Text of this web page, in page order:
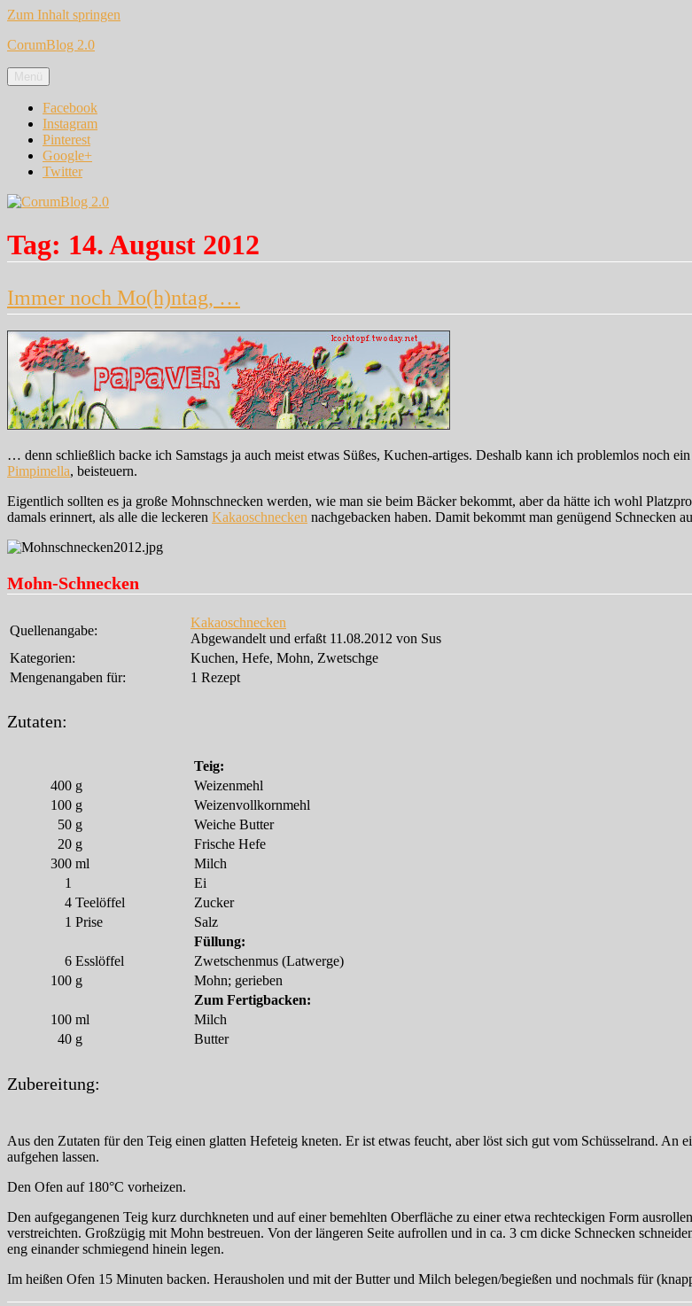
Zum Inhalt springen
CorumBlog 2.0
Menü
Facebook
Instagram
Pinterest
Google+
Twitter
Tag: 14. August 2012
Immer noch Mo(h)ntag, …
… denn schließlich backe ich Samstags ja auch meist etwas Süßes, Kuchen-artiges. Deshalb kann ich problemlos noch
Pimpimella, beisteuern.
Eigentlich sollten es ja große Mohnschnecken werden, wie man sie beim Bäcker bekommt, aber da hätte ich wohl
damals erinnert, als alle die leckeren Kakaoschnecken nachgebacken haben. Damit bekommt man genügend Schnecken
Mohn-Schnecken
Quellenangabe:
Kakaoschnecken
Abgewandelt und erfaßt 11.08.2012 von Sus
Kategorien:
Kuchen, Hefe, Mohn, Zwetschge
Mengenangaben für:
1 Rezept
Zutaten:
Teig:
400 g
Weizenmehl
100 g
Weizenvollkornmehl
50 g
Weiche Butter
20 g
Frische Hefe
300 ml
Milch
1
Ei
4 Teelöffel
Zucker
1 Prise
Salz
Füllung:
6 Esslöffel
Zwetschenmus (Latwerge)
100 g
Mohn; gerieben
Zum Fertigbacken:
100 ml
Milch
40 g Butter
Zubereitung:
Aus den Zutaten für den Teig einen glatten Hefeteig kneten. Er ist etwas feucht, aber löst sich gut vom Schüsselrand.
aufgehen lassen.
Den Ofen auf 180°C vorheizen.
Den aufgegangenen Teig kurz durchkneten und auf einer bemehlten Oberfläche zu einer etwa rechteckigen Form
verstreichten. Großzügig mit Mohn bestreuen. Von der längeren Seite aufrollen und in ca. 3 cm dicke Schnecken
eng einander schmiegend hinein legen.
Im heißen Ofen 15 Minuten backen. Herausholen und mit der Butter und Milch belegen/begießen und nochmals für